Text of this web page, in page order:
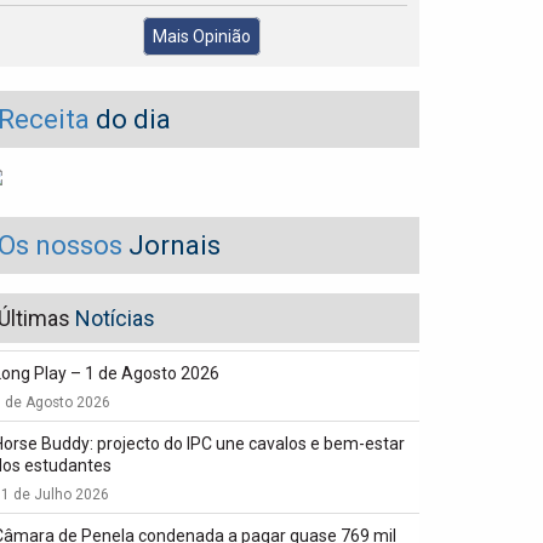
Mais Opinião
do dia
nossos Jornais
Notícias
Play – 1 de Agosto 2026
de Agosto 2026
Buddy: projecto do IPC une cavalos e bem-estar
estudantes
de Julho 2026
de Penela condenada a pagar quase 769 mil